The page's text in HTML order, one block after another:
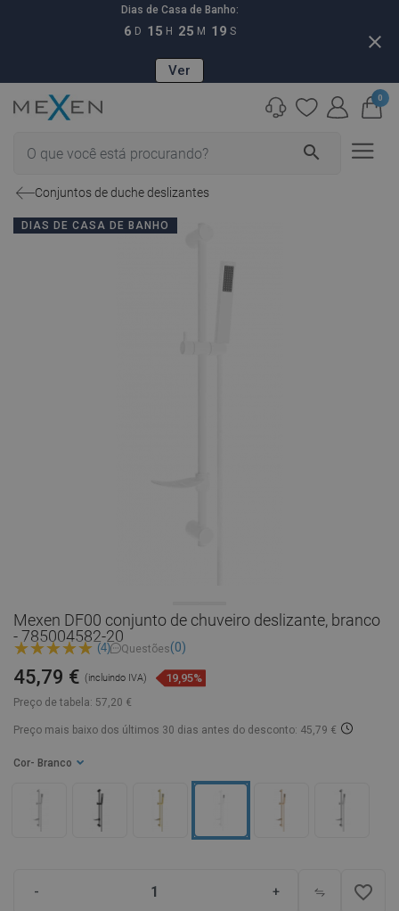
Dias de Casa de Banho:
6 D 15 H 25 M 18 S
Ver
close
search
0
Conjuntos de duche deslizantes
DIAS DE CASA DE BANHO
Mexen DF00 conjunto de chuveiro deslizante, branco
- 785004582-20
(4) Questões(0)
Preço de tabela: 57,20 €
45,79 € (incluindo IVA) 19,95%
Preço mais baixo dos últimos 30 dias antes do desconto: 45,79 €
Cor - Branco
- + favorite_border